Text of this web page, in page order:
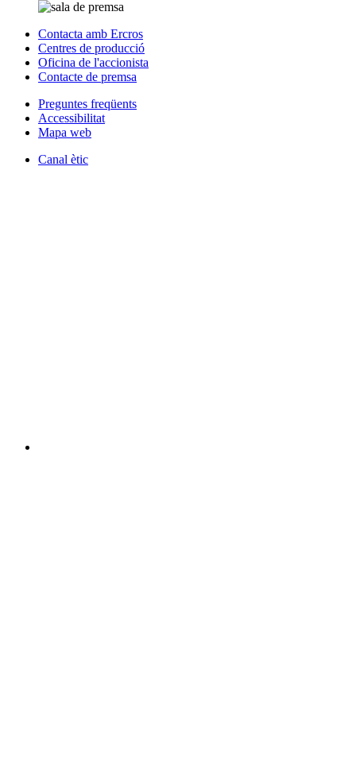
Contacta amb Ercros
Centres de producció
Oficina de l'accionista
Contacte de premsa
Preguntes freqüents
Accessibilitat
Mapa web
Canal ètic